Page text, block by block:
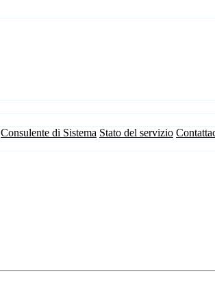
Consulente di Sistema Stato del servizio